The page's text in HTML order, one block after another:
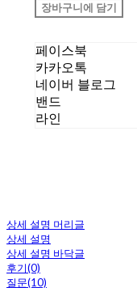
장바구니에 담기
페이스북
카카오톡
네이버 블로그
밴드
라인
상세 설명 머리글
상세 설명
상세 설명 바닥글
후기(0)
질문(10)